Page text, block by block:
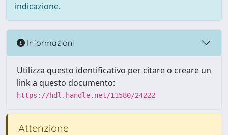
indicazione.
Informazioni
Utilizza questo identificativo per citare o creare un
link a questo documento:
https://hdl.handle.net/11580/24222
Attenzione